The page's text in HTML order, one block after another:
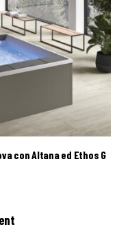
con Altana ed Ethos G